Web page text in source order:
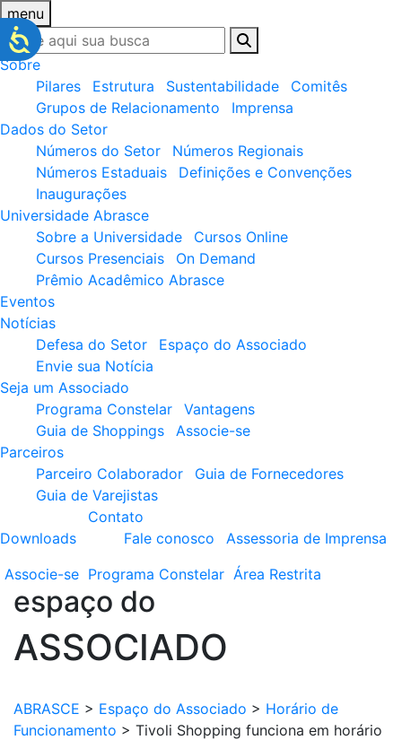
menu
Sobre
Pilares
Estrutura Sustentabilidade
Comitês
Grupos de Relacionamento
Imprensa
Dados do Setor
Números do Setor
Números Regionais
Números Estaduais
Definições e Convenções
Inaugurações
Universidade Abrasce
Sobre a Universidade
Cursos Online
Cursos Presenciais
On Demand
Prêmio Acadêmico Abrasce
Eventos
Notícias
Defesa do Setor
Espaço do Associado
Envie sua Notícia
Seja um Associado
Programa Constelar
Vantagens
Guia de Shoppings
Associe-se
Parceiros
Parceiro Colaborador
Guia de Fornecedores
Guia de Varejistas
Downloads
Contato
Fale conosco
Assessoria de Imprensa
Associe-se Programa Constelar Área Restrita
espaço do
ASSOCIADO
ABRASCE > Espaço do Associado > Horário de
Funcionamento > Tivoli Shopping funciona em horário